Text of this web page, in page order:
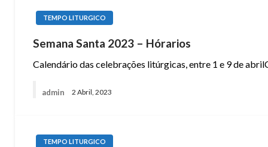
TEMPO LITURGICO
Semana Santa 2023 – Hórarios
Calendário das celebrações litúrgicas, entre 1 e 9 de
admin 2 Abril, 2023
TEMPO LITURGICO